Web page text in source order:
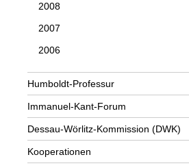
2008
2007
2006
Humboldt-Professur
Immanuel-Kant-Forum
Dessau-Wörlitz-Kommission (DWK)
Kooperationen